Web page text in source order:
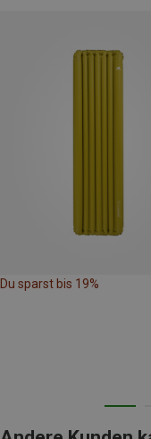
Du sparst bis 19%